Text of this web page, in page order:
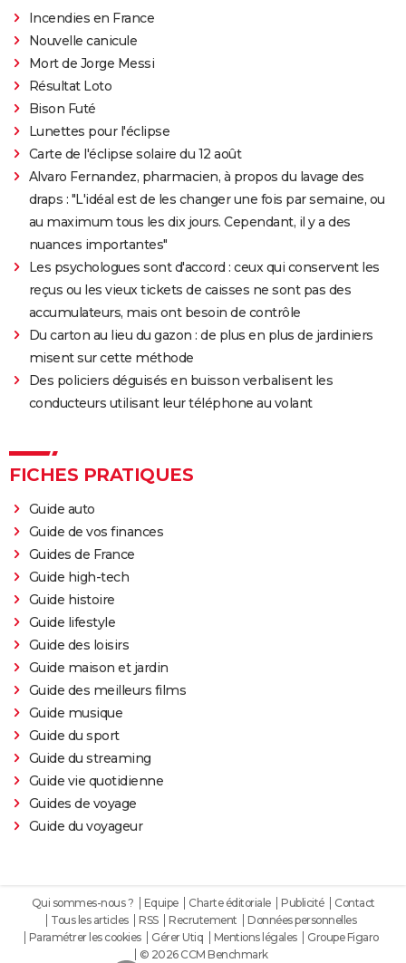
Incendies en France
Nouvelle canicule
Mort de Jorge Messi
Résultat Loto
Bison Futé
Lunettes pour l'éclipse
Carte de l'éclipse solaire du 12 août
Alvaro Fernandez, pharmacien, à propos du lavage des
draps : "L'idéal est de les changer une fois par semaine, ou
au maximum tous les dix jours. Cependant, il y a des
nuances importantes"
Les psychologues sont d'accord : ceux qui conservent les
reçus ou les vieux tickets de caisses ne sont pas des
accumulateurs, mais ont besoin de contrôle
Du carton au lieu du gazon : de plus en plus de jardiniers
misent sur cette méthode
Des policiers déguisés en buisson verbalisent les
conducteurs utilisant leur téléphone au volant
FICHES PRATIQUES
Guide auto
Guide de vos finances
Guides de France
Guide high-tech
Guide histoire
Guide lifestyle
Guide des loisirs
Guide maison et jardin
Guide des meilleurs films
Guide musique
Guide du sport
Guide du streaming
Guide vie quotidienne
Guides de voyage
Guide du voyageur
Qui sommes-nous ? Equipe Charte éditoriale Publicité
Contact
Tous les articles
RSS Recrutement
Données personnelles
Paramétrer les cookies
Gérer Utiq Mentions légales
Groupe Figaro
© 2026 CCM Benchmark